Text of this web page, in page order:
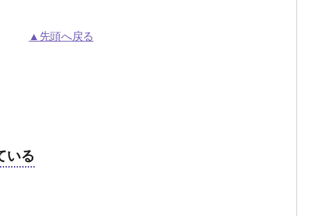
▲先頭へ戻る
いる